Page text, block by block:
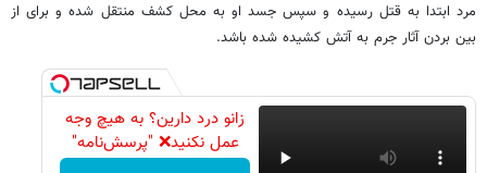
مرد ابتدا به قتل رسیده و سپس جسد او به محل کشف منتقل شده و برای از
بین بردن آثار جرم به آتش کشیده شده باشد.
زانو درد دارین؟ به هیچ وجه
عمل نکنید❌ "پرسش‌نامه"